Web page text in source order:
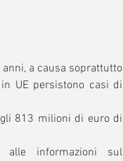
a causa soprattutto
UE persistono casi di
813 milioni di euro di
alle informazioni sul